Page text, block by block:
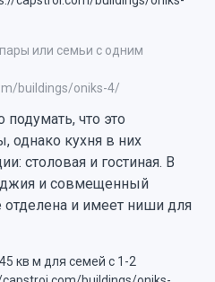
или семьи с одним
buildings/oniks-4/
что это
однако кухня в них
столовая и гостиная. В
и совмещенный
и имеет ниши для